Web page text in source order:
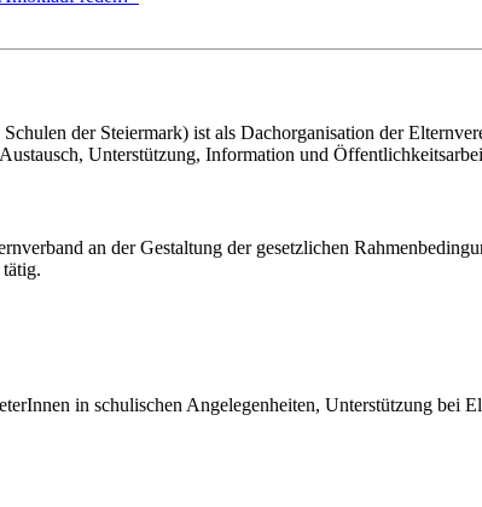
der Steiermark) ist als Dachorganisation der
Unterstützung, Information und
an der Gestaltung der gesetzlichen
in schulischen Angelegenheiten, Unterstützung bei